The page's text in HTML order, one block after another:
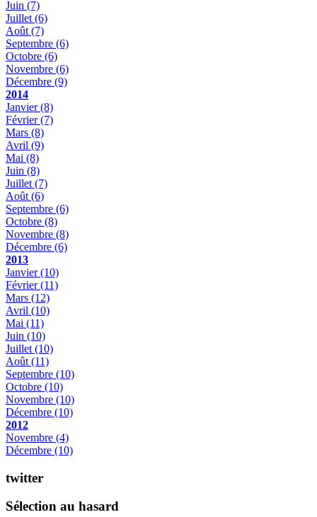
Juin (7)
Juillet (6)
Août (7)
Septembre (6)
Octobre (6)
Novembre (6)
Décembre (9)
2014
Janvier(8)
Février(7)
Mars (8)
Avril (9)
Mai (8)
Juin (8)
Juillet (7)
Août (6)
Septembre (6)
Octobre (8)
Novembre (8)
Décembre (6)
2013
Janvier(10)
Février(11)
Mars (12)
Avril (10)
Mai (11)
Juin (10)
Juillet (10)
Août (11)
Septembre (10)
Octobre (10)
Novembre (10)
Décembre (10)
2012
Novembre (4)
Décembre (10)
twitter
Sélection au hasard